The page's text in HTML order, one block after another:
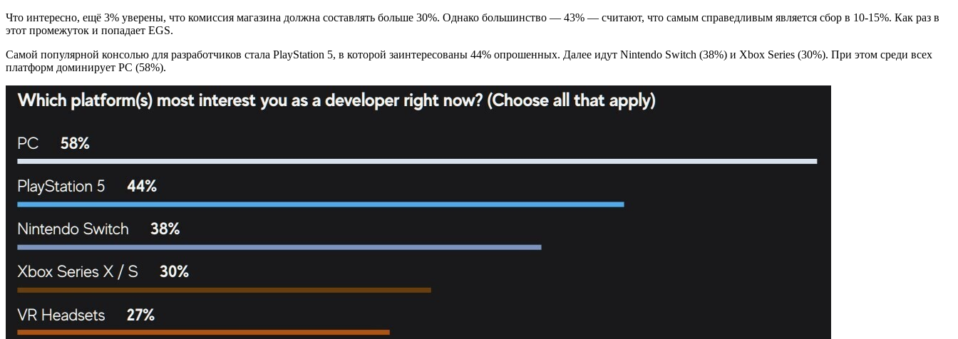
Что интересно, ещё 3% уверены, что комиссия магазина должна составлять больше 30%. Однако большинство — 43% — считают, что самым справедливым является сбор в 10-15%. Как раз в
этот промежуток и попадает EGS.
Самой популярной консолью для разработчиков стала PlayStation 5, в которой заинтересованы 44% опрошенных. Далее идут Nintendo Switch (38%) и Xbox Series (30%). При этом среди всех
платформ доминирует PC (58%).